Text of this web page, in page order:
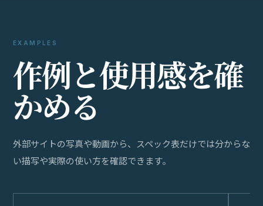
EXAMPLES
作例と使用感を確
かめる
外部サイトの写真や動画から、スペック表だけでは分からな
い描写や実際の使い方を確認できます。